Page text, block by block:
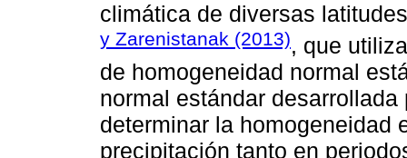
climática de diversas
y Zarenistanak (2013), que
de homogeneidad normal
normal estándar
determinar la homogeneidad
precipitación tanto en